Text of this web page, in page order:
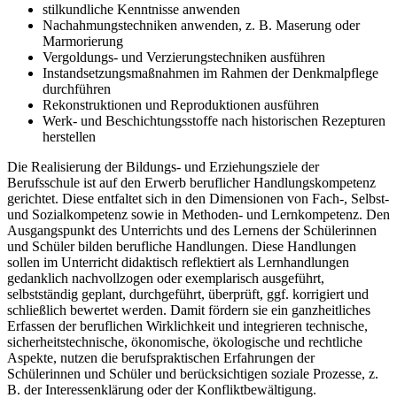
stilkundliche Kenntnisse anwenden
Nachahmungstechniken anwenden, z. B. Maserung oder
Marmorierung
Vergoldungs- und Verzierungstechniken ausführen
Instandsetzungsmaßnahmen im Rahmen der Denkmalpflege
durchführen
Rekonstruktionen und Reproduktionen ausführen
Werk- und Beschichtungsstoffe nach historischen Rezepturen
herstellen
Die Realisierung der Bildungs- und Erziehungsziele der
Berufsschule ist auf den Erwerb beruflicher Handlungskompetenz
gerichtet. Diese entfaltet sich in den Dimensionen von Fach-, Selbst-
und Sozialkompetenz sowie in Methoden- und Lernkompetenz. Den
Ausgangspunkt des Unterrichts und des Lernens der Schülerinnen
und Schüler bilden berufliche Handlungen. Diese Handlungen
sollen im Unterricht didaktisch reflektiert als Lernhandlungen
gedanklich nachvollzogen oder exemplarisch ausgeführt,
selbstständig geplant, durchgeführt, überprüft, ggf. korrigiert und
schließlich bewertet werden. Damit fördern sie ein ganzheitliches
Erfassen der beruflichen Wirklichkeit und integrieren technische,
sicherheitstechnische, ökonomische, ökologische und rechtliche
Aspekte, nutzen die berufspraktischen Erfahrungen der
Schülerinnen und Schüler und berücksichtigen soziale Prozesse, z.
B. der Interessenklärung oder der Konfliktbewältigung.